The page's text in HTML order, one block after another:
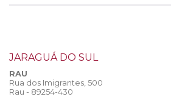
JARAGUÁ DO SUL
RAU
Rua dos Imigrantes, 500
Rau - 89254-430